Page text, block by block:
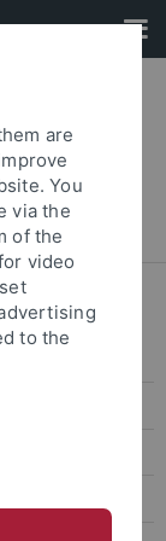
are
You
via the
of the
video
to the